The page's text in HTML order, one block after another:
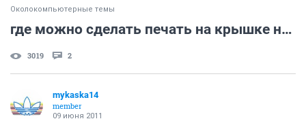
Околокомпьютерные темы
где можно сделать печать на крышке ноутбука?
3019 2
mykaska14
member
09 июня 2011